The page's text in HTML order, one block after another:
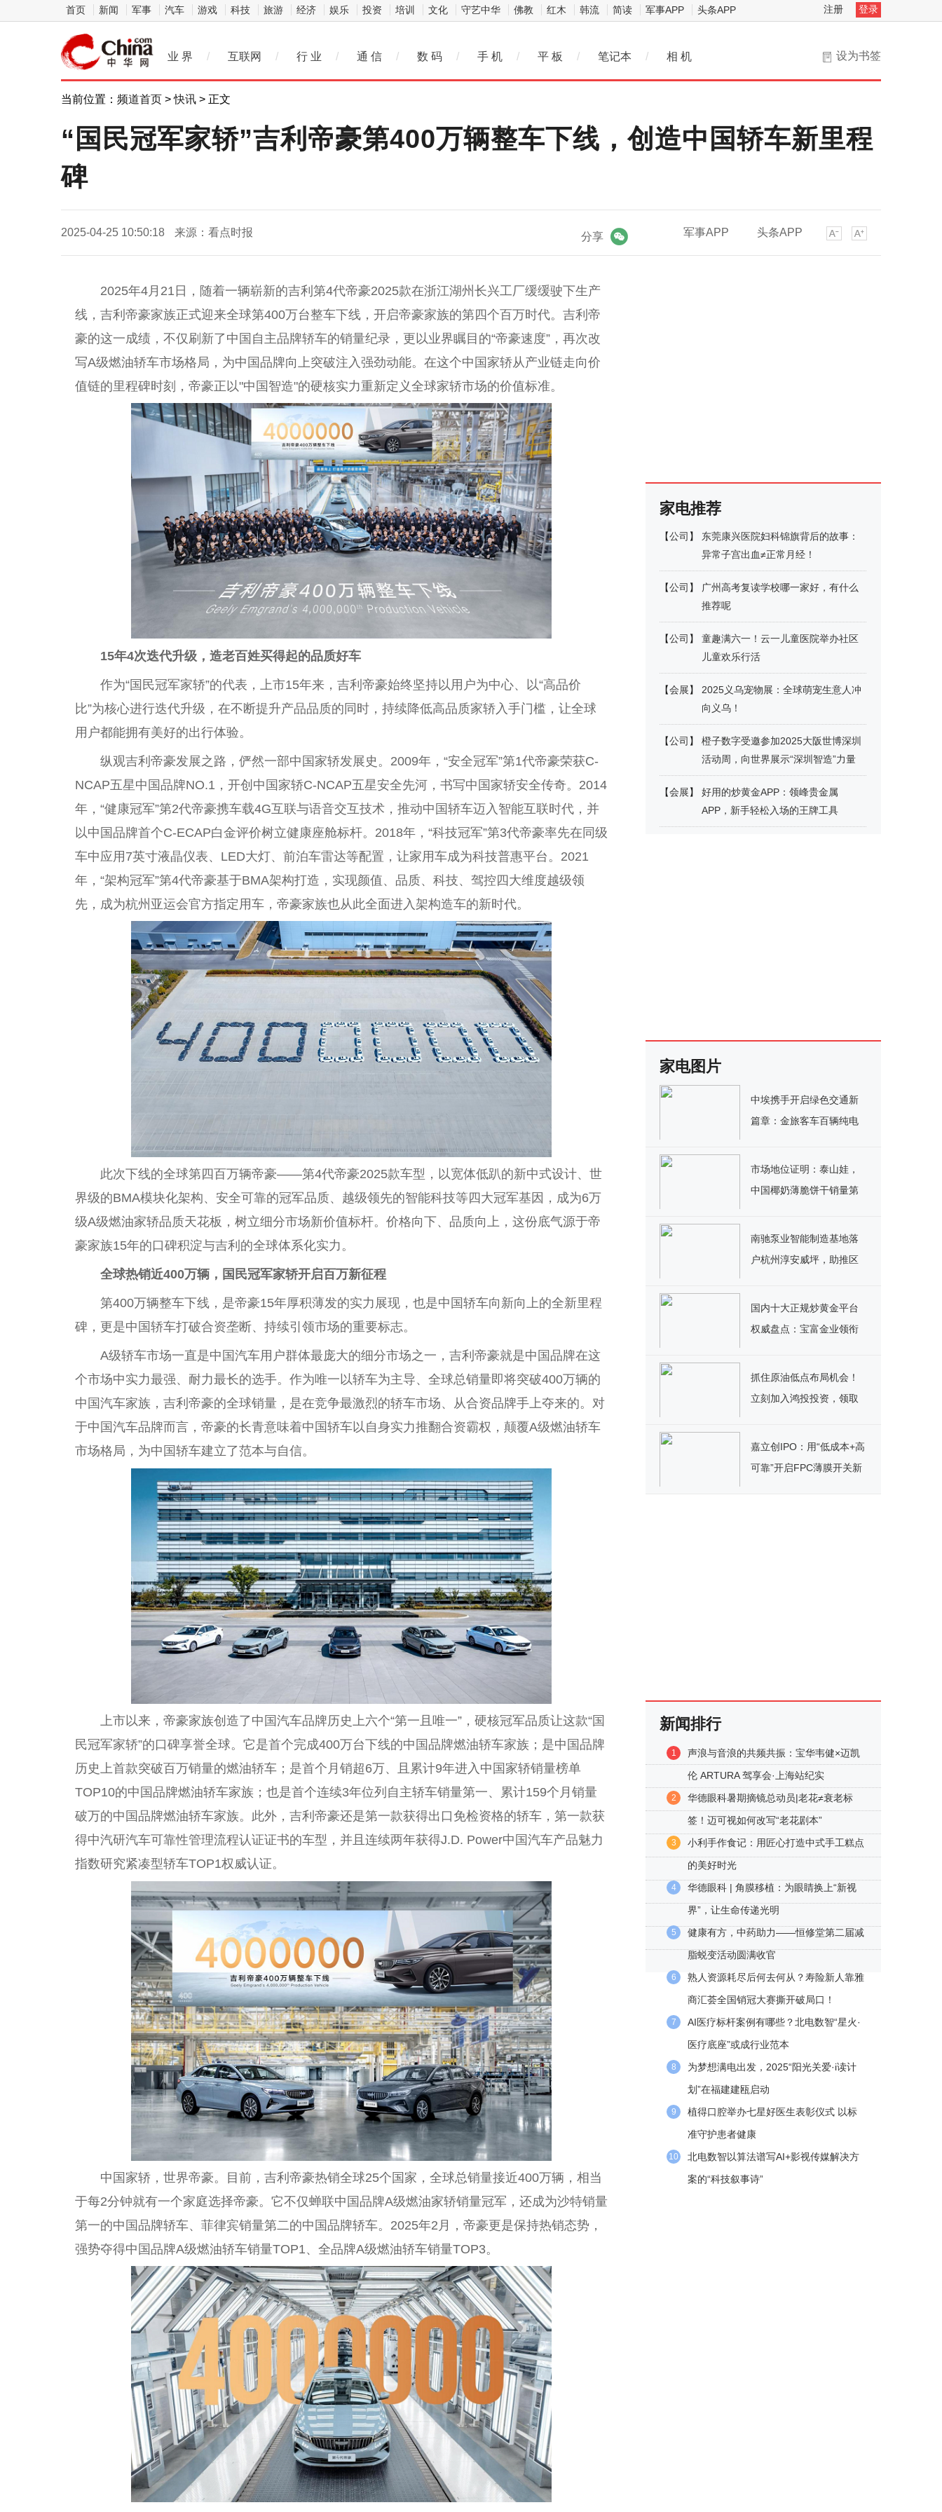
首页 新闻 军事 汽车 游戏 科技 旅游 经济 娱乐 投资 培训 文化 守艺中华 佛教 红木 韩流 简读 军事APP 头条APP 注册 登录
设为书签
业 界 / 互联网 / 行 业 / 通 信 / 数 码 / 手 机 / 平 板 / 笔记本 / 相 机
当前位置： 频道首页 >快讯 > 正文
“国民冠军家轿”吉利帝豪第400万辆整车下线，创造中国轿车新里程
碑
2025-04-25 10:50:18 来源：看点时报 军事APP 头条APP
分享
2025年4月21日，随着一辆崭新的吉利第4代帝豪2025款在浙江湖州长兴工厂缓缓驶下生产
线，吉利帝豪家族正式迎来全球第400万台整车下线，开启帝豪家族的第四个百万时代。吉利帝
豪的这一成绩，不仅刷新了中国自主品牌轿车的销量纪录，更以业界瞩目的“帝豪速度”，再次改
写A级燃油轿车市场格局，为中国品牌向上突破注入强劲动能。在这个中国家轿从产业链走向价
值链的里程碑时刻，帝豪正以"中国智造"的硬核实力重新定义全球家轿市场的价值标准。
15年4次迭代升级，造老百姓买得起的品质好车
作为“国民冠军家轿”的代表，上市15年来，吉利帝豪始终坚持以用户为中心、以“高品价
比”为核心进行迭代升级，在不断提升产品品质的同时，持续降低高品质家轿入手门槛，让全球
用户都能拥有美好的出行体验。
纵观吉利帝豪发展之路，俨然一部中国家轿发展史。2009年，“安全冠军”第1代帝豪荣获C-
NCAP五星中国品牌NO.1，开创中国家轿C-NCAP五星安全先河，书写中国家轿安全传奇。2014
年，“健康冠军”第2代帝豪携车载4G互联与语音交互技术，推动中国轿车迈入智能互联时代，并
以中国品牌首个C-ECAP白金评价树立健康座舱标杆。2018年，“科技冠军”第3代帝豪率先在同级
车中应用7英寸液晶仪表、LED大灯、前泊车雷达等配置，让家用车成为科技普惠平台。2021
年，“架构冠军”第4代帝豪基于BMA架构打造，实现颜值、品质、科技、驾控四大维度越级领
先，成为杭州亚运会官方指定用车，帝豪家族也从此全面进入架构造车的新时代。
此次下线的全球第四百万辆帝豪——第4代帝豪2025款车型，以宽体低趴的新中式设计、世
界级的BMA模块化架构、安全可靠的冠军品质、越级领先的智能科技等四大冠军基因，成为6万
级A级燃油家轿品质天花板，树立细分市场新价值标杆。价格向下、品质向上，这份底气源于帝
豪家族15年的口碑积淀与吉利的全球体系化实力。
全球热销近400万辆，国民冠军家轿开启百万新征程
第400万辆整车下线，是帝豪15年厚积薄发的实力展现，也是中国轿车向新向上的全新里程
碑，更是中国轿车打破合资垄断、持续引领市场的重要标志。
A级轿车市场一直是中国汽车用户群体最庞大的细分市场之一，吉利帝豪就是中国品牌在这
个市场中实力最强、耐力最长的选手。作为唯一以轿车为主导、全球总销量即将突破400万辆的
中国汽车家族，吉利帝豪的全球销量，是在竞争最激烈的轿车市场、从合资品牌手上夺来的。对
于中国汽车品牌而言，帝豪的长青意味着中国轿车以自身实力推翻合资霸权，颠覆A级燃油轿车
市场格局，为中国轿车建立了范本与自信。
上市以来，帝豪家族创造了中国汽车品牌历史上六个“第一且唯一”，硬核冠军品质让这款“国
民冠军家轿”的口碑享誉全球。它是首个完成400万台下线的中国品牌燃油轿车家族；是中国品牌
历史上首款突破百万销量的燃油轿车；是首个月销超6万、且累计9年进入中国家轿销量榜单
TOP10的中国品牌燃油轿车家族；也是首个连续3年位列自主轿车销量第一、累计159个月销量
破万的中国品牌燃油轿车家族。此外，吉利帝豪还是第一款获得出口免检资格的轿车，第一款获
得中汽研汽车可靠性管理流程认证证书的车型，并且连续两年获得J.D. Power中国汽车产品魅力
指数研究紧凑型轿车TOP1权威认证。
中国家轿，世界帝豪。目前，吉利帝豪热销全球25个国家，全球总销量接近400万辆，相当
于每2分钟就有一个家庭选择帝豪。它不仅蝉联中国品牌A级燃油家轿销量冠军，还成为沙特销量
第一的中国品牌轿车、菲律宾销量第二的中国品牌轿车。2025年2月，帝豪更是保持热销态势，
强势夺得中国品牌A级燃油轿车销量TOP1、全品牌A级燃油轿车销量TOP3。
家电推荐
【公司 】
东莞康兴医院妇科锦旗背后的故事：
异常子宫出血≠正常月经！
【公司 】
广州高考复读学校哪一家好，有什么
推荐呢
【公司 】
童趣满六一！云一儿童医院举办社区
儿童欢乐行活
【会展】
2025义乌宠物展：全球萌宠生意人冲
向义乌！
【公司 】
橙子数字受邀参加2025大阪世博深圳
活动周，向世界展示“深圳智造”力量
【会展】
好用的炒黄金APP：领峰贵金属
APP，新手轻松入场的王牌工具
家电图片
中埃携手开启绿色交通新
篇章：金旅客车百辆纯电
市场地位证明：泰山娃，
中国椰奶薄脆饼干销量第
南驰泵业智能制造基地落
户杭州淳安威坪，助推区
国内十大正规炒黄金平台
权威盘点：宝富金业领衔
抓住原油低点布局机会！
立刻加入鸿投投资，领取
嘉立创IPO：用“低成本+高
可靠”开启FPC薄膜开关新
新闻排行
1
声浪与音浪的共频共振：宝华韦健×迈凯
伦 ARTURA 驾享会·上海站纪实
2
华德眼科暑期摘镜总动员|老花≠衰老标
签！迈可视如何改写“老花剧本”
3
小利手作食记：用匠心打造中式手工糕点
的美好时光
4
华德眼科 | 角膜移植：为眼睛换上“新视
界”，让生命传递光明
5
健康有方，中药助力——恒修堂第二届减
脂蜕变活动圆满收官
6
熟人资源耗尽后何去何从？寿险新人靠雅
商汇荟全国销冠大赛撕开破局口！
7
AI医疗标杆案例有哪些？北电数智“星火·
医疗底座”或成行业范本
8
为梦想满电出发，2025“阳光关爱·i读计
划”在福建建瓯启动
9
植得口腔举办七星好医生表彰仪式 以标
准守护患者健康
10
北电数智以算法谱写AI+影视传媒解决方
案的“科技叙事诗”